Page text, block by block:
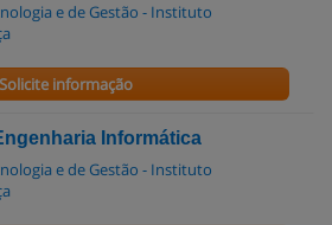
e de Gestão - Instituto
Solicite informação
Informática
e de Gestão - Instituto